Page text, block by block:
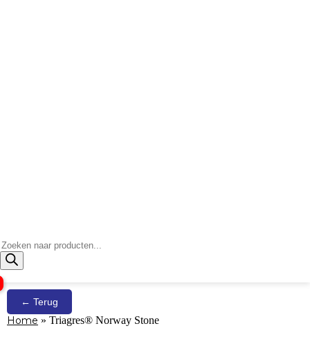
Producten
zoeken
← Terug
Home » Triagres® Norway Stone